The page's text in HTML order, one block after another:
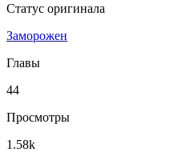
Статус оригинала
Заморожен
Главы
44
Просмотры
1.58k